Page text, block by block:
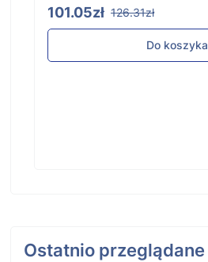
101.05zł 126.31zł
Do koszyka
Ostatnio przeglądane